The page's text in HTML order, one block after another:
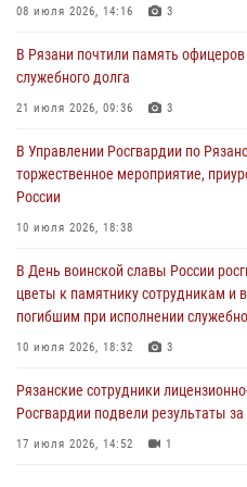
23 июля 2026, 09:02
В Рязани почтили память
служебного долга
21 июля 2026, 09:36 3
Рязанские сотрудники
Росгвардии подвели результаты
подразделений за первое
16 июля 2026, 11:36 2
08 июля 2026, 14:16 3
В Рязани почтили память
служебного долга
21 июля 2026, 09:36 3
В Управлении Росгвардии по
торжественное мероприятие,
России
10 июля 2026, 18:38
В День воинской славы России
цветы к памятнику сотрудникам и
погибшим при исполнении
10 июля 2026, 18:32 3
Рязанские сотрудники
Росгвардии подвели результаты
17 июля 2026, 14:52 1